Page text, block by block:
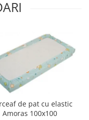
de pat cu elastic
Amoras 100x100